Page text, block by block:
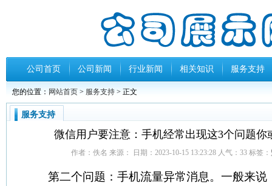
公司首页 公司新闻 行业新闻 相关知识 服务支持
您的位置： 网站首页 > 服务支持 > 正文
服务支持
微信用户要注意：手机经常出现这3个问题你
作者：佚名 来源： 日期：2023-10-15 13:23:28 人气： 33标签：
第二个问题：手机流量异常消息。一般来说